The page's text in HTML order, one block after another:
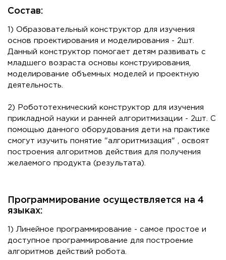
Состав:
1) Образовательный конструктор для изучения
основ проектирования и моделирования - 2шт.
Данный конструктор помогает детям развивать с
младшего возраста основы конструирования,
моделирование объемных моделей и проектную
деятельность.
2) Робототехнический конструктор для изучения
прикладной науки и ранней алгоритмизации - 2шт. С
помощью данного оборудования дети на практике
смогут изучить понятие "алгоритмизация" , освоят
построения алгоритмов действия для получения
желаемого продукта (результата).
Программирование осуществляется на 4
языках:
1) Линейное программирование - самое простое и
доступное программирование для построение
алгоритмов действий робота.